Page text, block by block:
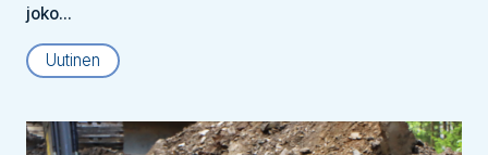
joko...
Uutinen